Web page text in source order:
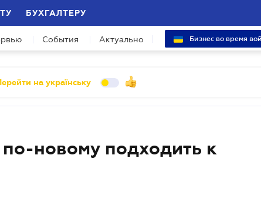
БУХГАЛТЕРУ
События Актуально Бизнес во время
на українську
новому подходить к